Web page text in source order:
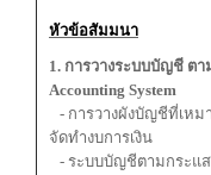
หัวข้อสัมมนา
1. การวางระบบบัญชี ต
Accounting System
- การวางผังบัญชีที่เหม
จัดทำงบการเงิน
- ระบบบัญชีตามกระแส